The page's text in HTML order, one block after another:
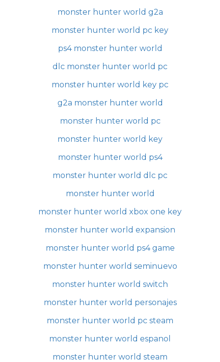
monster hunter world g2a
monster hunter world pc key
ps4 monster hunter world
dlc monster hunter world pc
monster hunter world key pc
g2a monster hunter world
monster hunter world pc
monster hunter world key
monster hunter world ps4
monster hunter world dlc pc
monster hunter world
monster hunter world xbox one key
monster hunter world expansion
monster hunter world ps4 game
monster hunter world seminuevo
monster hunter world switch
monster hunter world personajes
monster hunter world pc steam
monster hunter world espanol
monster hunter world steam